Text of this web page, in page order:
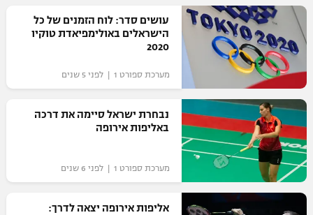
עושים סדר: לוח הזמנים של כל
הישראלים באולימפיאדת טוקיו
2020
מערכת ספורט 1 | לפני 5 שנים
נבחרת ישראל סיימה את דרכה
באליפות אירופה
מערכת ספורט 1 | לפני 6 שנים
אליפות אירופה יצאה לדרך: